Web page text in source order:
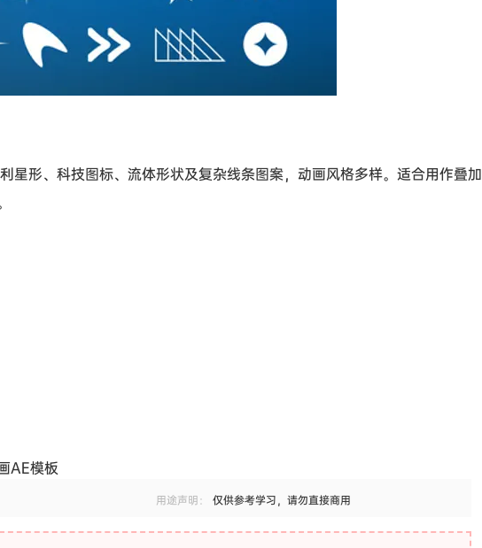
形、科技图标、流体形状及复杂线条图案，动画风格多样。适合用作叠加
AE模板
用途声明： 仅供参考学习，请勿直接商用